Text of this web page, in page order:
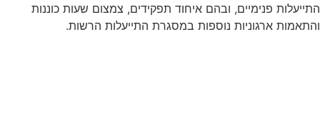
התייעלות פנימיים, ובהם איחוד תפקידים, צמצום שעות כוננות
והתאמות ארגוניות נוספות במסגרת התייעלות הרשות.